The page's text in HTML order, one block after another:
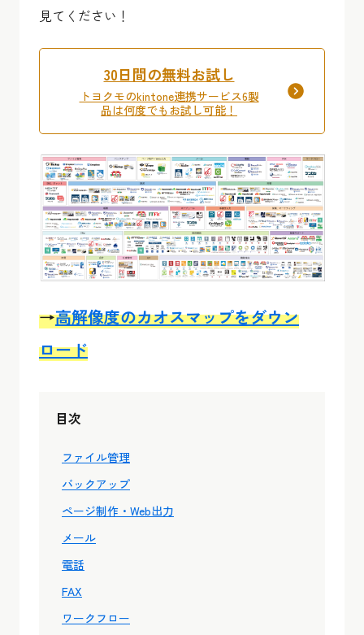
見てください！
30日間の無料お試し
トヨクモのkintone連携サービス6製
品は何度でもお試し可能！
→高解像度のカオスマップをダウン
ロード
目次
ファイル管理
バックアップ
ページ制作・Web出力
メール
電話
FAX
ワークフロー